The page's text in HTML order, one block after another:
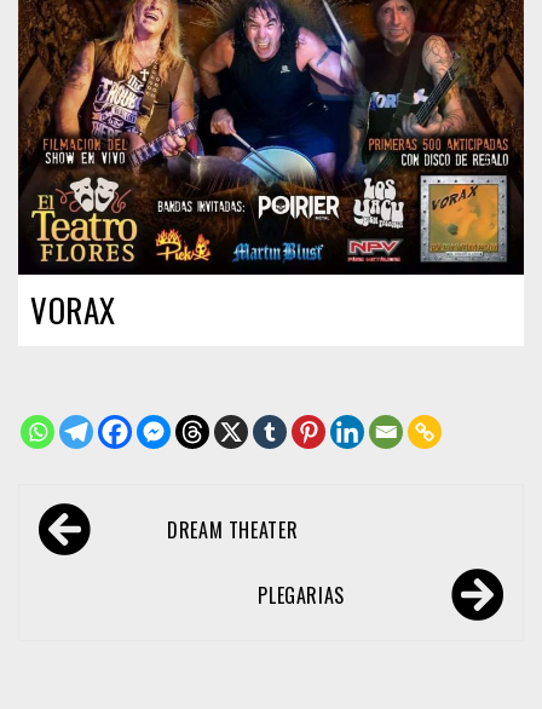
VORAX
Navegación
de DREAM THEATER
PLEGARIAS